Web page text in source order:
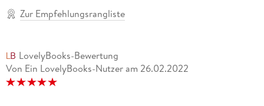
Zur Empfehlungsrangliste
LovelyBooks-Bewertung
Von Ein LovelyBooks-Nutzer am 26.02.2022